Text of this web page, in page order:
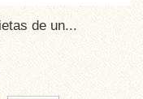
de un...